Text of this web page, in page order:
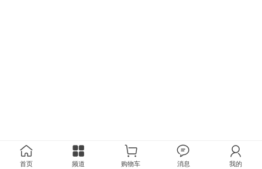
首页 频道 购物车 消息 我的